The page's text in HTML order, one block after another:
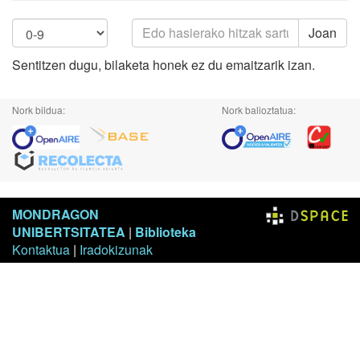
Joan
Sentitzen dugu, bilaketa honek ez du emaitzarik izan.
Nork bildua: Nork balioztatua:
MONDRAGON
UNIBERTSITATEA | Biblioteka
Kontaktua | Iradokizunak